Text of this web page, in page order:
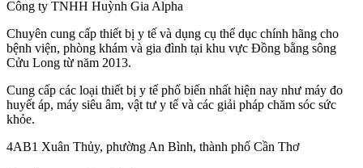
Công ty TNHH Huỳnh Gia Alpha
Chuyên cung cấp thiết bị y tế và dụng cụ thể dục chính hãng cho
bệnh viện, phòng khám và gia đình tại khu vực Đồng bằng sông
Cửu Long từ năm 2013.
Cung cấp các loại thiết bị y tế phổ biến nhất hiện nay như máy đo
huyết áp, máy siêu âm, vật tư y tế và các giải pháp chăm sóc sức
khỏe.
4AB1 Xuân Thủy, phường An Bình, thành phố Cần Thơ